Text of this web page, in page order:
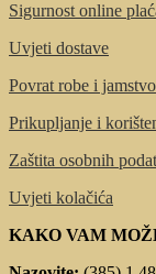
Sigurnost online
Uvjeti dostave
Povrat robe i jamstvo
Prikupljanje i
Zaštita osobnih
Uvjeti kolačića
KAKO VAM